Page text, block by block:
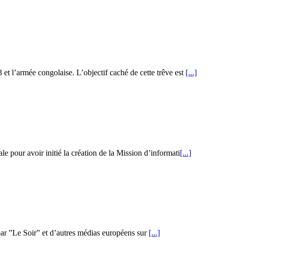
l’armée congolaise. L’objectif caché de cette trêve est [...]
pour avoir initié la création de la Mission d’informati[...]
”Le Soir” et d’autres médias européens sur [...]